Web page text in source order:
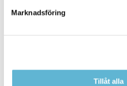
Marknadsföring
Tillåt alla
Kommunhuset, Storgatan 48